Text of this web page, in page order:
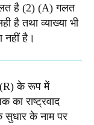
है (2) (A) गलत
है तथा व्याख्या भी
नहीं है।
(R) के रूप में
राष्ट्रवाद
सुधार के नाम पर